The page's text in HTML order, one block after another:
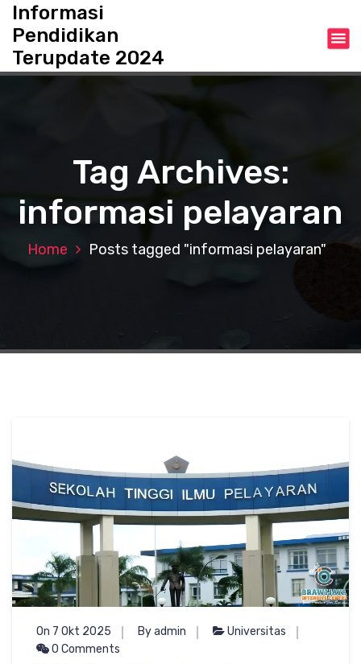
t
Informasi
Pendidikan
Terupdate 2024
Tag Archives:
informasi pelayaran
Home Posts tagged "informasi pelayaran"
On 7 Okt 2025 By admin
Universitas
0 Comments